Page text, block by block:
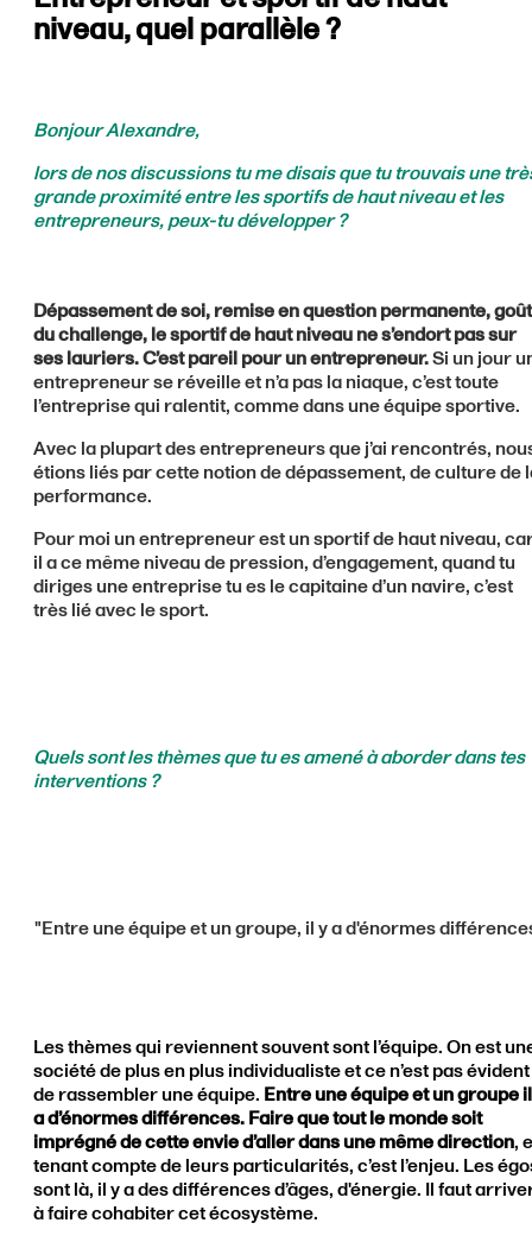
niveau, quel parallèle ?
Bonjour Alexandre,
lors de nos discussions tu me disais que tu trouvais une
grande proximité entre les sportifs de haut niveau et les
entrepreneurs, peux-tu développer ?
Dépassement de soi, remise en question permanente, goût
du challenge, le sportif de haut niveau ne s’endort pas sur
ses lauriers. C’est pareil pour un entrepreneur.Si un jour
entrepreneur se réveille et n’a pas la niaque, c’est toute
l’entreprise qui ralentit, comme dans une équipe sportive.
Avec la plupart des entrepreneurs que j’ai rencontrés,
étions liés par cette notion de dépassement, de culture de
performance.
Pour moi un entrepreneur est un sportif de haut niveau,
il a ce même niveau de pression, d’engagement, quand tu
diriges une entreprise tu es le capitaine d’un navire, c’est
très lié avec le sport.
Quels sont les thèmes que tu es amené à aborder dans tes
interventions ?
"Entre une équipe et un groupe, il y a d'énormes
Les thèmes qui reviennent souvent sont l’équipe. On est
société de plus en plus individualiste et ce n’est pas évident
de rassembler une équipe. Entre une équipe et un groupe
a d’énormes différences.Faire que tout le monde soit
imprégné de cette envie d’aller dans une même direction,
tenant compte de leurs particularités, c’est l’enjeu. Les
sont là, il y a des différences d’âges, d'énergie. Il faut
à faire cohabiter cet écosystème.